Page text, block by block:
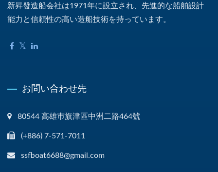
新昇發造船会社は1971年に設立され、先進的な船舶設計
能力と信頼性の高い造船技術を持っています。
お問い合わせ先
80544 高雄巿旗津區中洲二路464號
(+886) 7-571-7011
ssfboat6688@gmail.com